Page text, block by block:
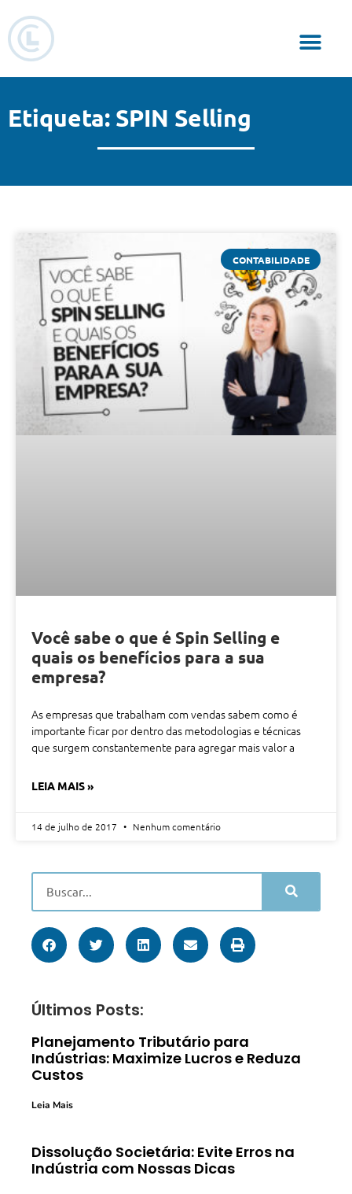
Etiqueta: SPIN Selling
CONTABILIDADE
Você sabe o que é Spin Selling e
quais os benefícios para a sua
empresa?
As empresas que trabalham com vendas sabem como é
importante ficar por dentro das metodologias e técnicas
que surgem constantemente para agregar mais valor a
LEIA MAIS »
14 de julho de 2017 Nenhum comentário
Últimos Posts:
Planejamento Tributário para
Indústrias: Maximize Lucros e Reduza
Custos
Leia Mais
Dissolução Societária: Evite Erros na
Indústria com Nossas Dicas